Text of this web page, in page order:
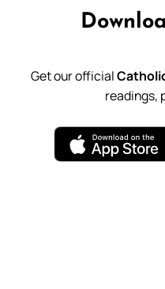
Get our official
readings,